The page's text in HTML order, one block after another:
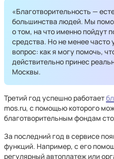
«Благотворительность —
большинства людей. Мы
о том, на что именно пойдут
средства. Но не менее часто
вопрос: как я могу помочь,
действительно принес
Москвы.
Третий год успешно работает
mos.ru, с помощью которого
благотворительным фондам
За последний год в сервисе
функций. Например, с его
регулярный автоплатеж или